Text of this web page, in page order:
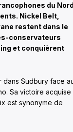
du
Nickel Belt,
restent dans le
conservateurs
et conquièrent
dans Sudbury face
Sa victoire acquise
est synonyme de